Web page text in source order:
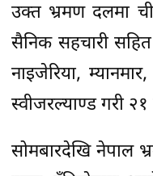
उक्त भ्रमण दलमा
सैनिक सहचारी सहित
नाइजेरिया,
स्वीजरल्याण्ड गरी
सोमबारदेखि नेपाल